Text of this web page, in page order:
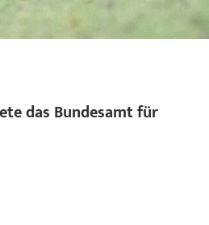
das Bundesamt für